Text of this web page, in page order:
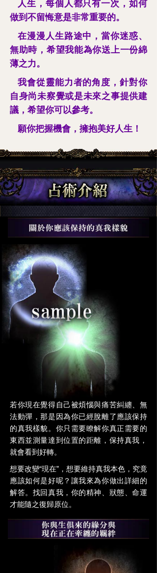
人生，每個人都只有一次，如何
做到不留悔意是非常重要的。
在漫漫人生路途中，當你迷惑、
無助時，希望我能為你送上一份綿
薄之力。
我會從靈能力者的角度，針對你
自身尚未察覺或是未來之事提供建
議，希望你可以參考。
願你把握機會，擁抱美好人生！
若你現在覺得自己被煩惱與痛苦糾纏、無
法動彈，那是因為你已經脫離了應該保持
的真我樣貌。你只需要瞭解你真正需要的
東西並測量達到位置的距離，保持真我，
就會看到好轉。
想要改變“現在”，想要維持真我本色，究竟
應該如何是好呢？讓我來為你做出詳細的
解答。找回真我，你的精神、狀態、命運
才能隨之復歸原位。